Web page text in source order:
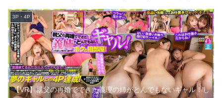
3P・4P
【VR】親父の再婚でできた義理の姉がとんでもないギャル！し